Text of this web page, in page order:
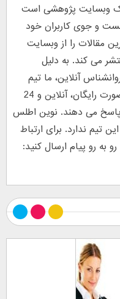
وبسایت پژوهشی است
و جوی کاربران خود
مقالات را از وبسایت
می کند. به دلیل
آنلاین، ما تیم
نوین بینش را معرفی می کنیم که به صورت رایگان، آنلاین و 24
می دهند. نوین اطلس
تیم ندارد. برای ارتباط
به رو پیام ارسال کنید: